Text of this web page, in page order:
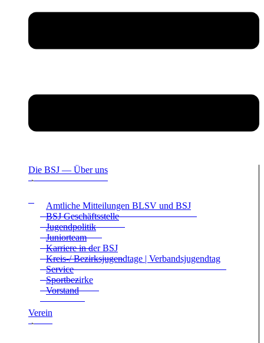
Die BSJ — Über uns
Amt­li­che Mit­tei­lun­gen BLSV und BSJ
BSJ Geschäfts­stelle
Jugend­po­li­tik
Juni­or­team
Kar­riere in der BSJ
Kreis-/ Bezirks­ju­gend­tage | Ver­bands­ju­gend­tag
Ser­vice
Sport­be­zirke
Vor­stand
Ver­ein